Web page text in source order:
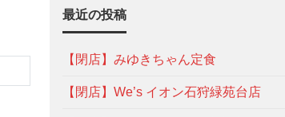
最近の投稿
【閉店】みゆきちゃん定食
【閉店】We’s イオン石狩緑苑台店